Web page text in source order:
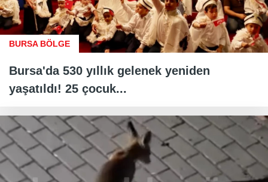
BURSA BÖLGE
Bursa'da 530 yıllık gelenek yeniden
yaşatıldı! 25 çocuk...